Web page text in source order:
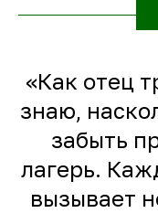
«Как отец
знаю,
забыть
лагерь.
вызывает